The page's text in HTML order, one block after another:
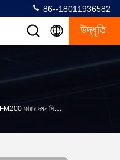
86--18011936582
উদ্ধৃতি
FM200 ফায়ার দমন সিস্টেম ফর ইলেকট্রনিক কম্পিউটার রুম কারখানা সরাসরি গুণমান নিশ্চিতকরণ সেরা মূল্য